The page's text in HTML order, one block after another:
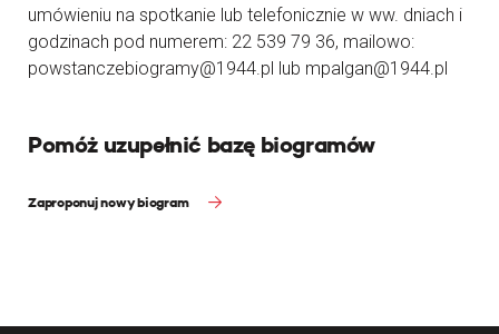
umówieniu na spotkanie lub telefonicznie w ww. dniach i
godzinach pod numerem: 22 539 79 36, mailowo:
powstanczebiogramy@1944.pl lub mpalgan@1944.pl
Pomóż uzupełnić bazę biogramów
Zaproponuj nowy biogram